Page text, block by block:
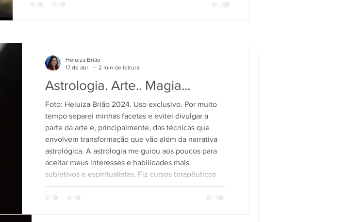
Astrologia. Arte.. Magia...
Foto: Heluiza Brião 2024. Uso exclusivo. Por muito
tempo separei minhas facetas e evitei divulgar a
parte da arte e, principalmente, das técnicas que
envolvem transformação que vão além da narrativa
astrológica. A astrologia me guiou aos poucos para
aceitar meus interesses e habilidades mais
Heluiza Brião
Astrologia. Arte.. Magia...
Foto: Heluiza Brião 2024. Uso exclusivo. Por muito
tempo separei minhas facetas e evitei divulgar a
parte da arte e, principalmente, das técnicas que
envolvem transformação que vão além da narrativa
astrológica. A astrologia me guiou aos poucos para
aceitar meus interesses e habilidades mais
subjetivos e espiritualistas. Fiz cursos terapêuticos
como o ThetaHealing ® e a Multidimensional, fiz uma
Heluiza Brião
17 de abr.
2 min de leitura